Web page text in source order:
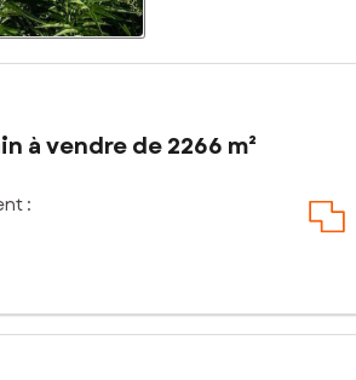
à vendre de 2266 m²
: